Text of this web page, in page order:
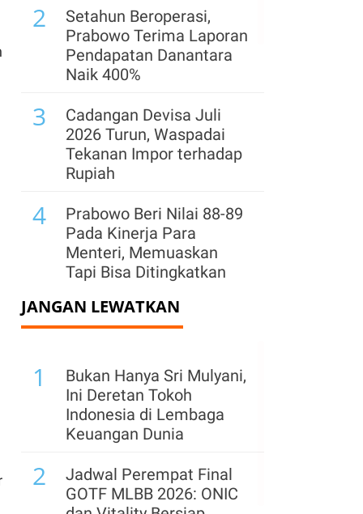
2
Setahun Beroperasi,
Prabowo Terima Laporan
Pendapatan Danantara
Naik 400%
3
Cadangan Devisa Juli
2026 Turun, Waspadai
Tekanan Impor terhadap
Rupiah
4
Prabowo Beri Nilai 88-89
Pada Kinerja Para
Menteri, Memuaskan
Tapi Bisa Ditingkatkan
5
Prabowo: Pemerintah
Pusat Siap Ambil Alih
Keluhan Rakyat
Surpres Calon Gubernur
BI Masih Digodok
Presiden, Destry
Damayanti Calon Kuat?
Prabowo: Indonesia
JANGAN LEWATKAN
1
Bukan Hanya Sri Mulyani,
Ini Deretan Tokoh
Indonesia di Lembaga
Keuangan Dunia
2
Jadwal Perempat Final
GOTF MLBB 2026: ONIC